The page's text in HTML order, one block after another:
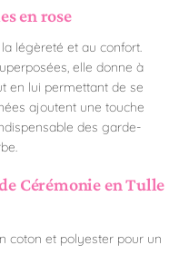
en rose
légèreté et au confort.
elle donne à
en lui permettant de se
ajoutent une touche
des garde-
Cérémonie en Tulle
coton et polyester pour un